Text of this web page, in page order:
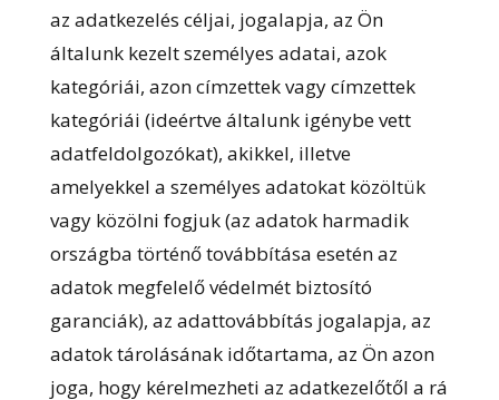
az adatkezelés céljai, jogalapja, az Ön
általunk kezelt személyes adatai, azok
kategóriái, azon címzettek vagy címzettek
kategóriái (ideértve általunk igénybe vett
adatfeldolgozókat), akikkel, illetve
amelyekkel a személyes adatokat közöltük
vagy közölni fogjuk (az adatok harmadik
országba történő továbbítása esetén az
adatok megfelelő védelmét biztosító
garanciák), az adattovábbítás jogalapja, az
adatok tárolásának időtartama, az Ön azon
joga, hogy kérelmezheti az adatkezelőtől a rá